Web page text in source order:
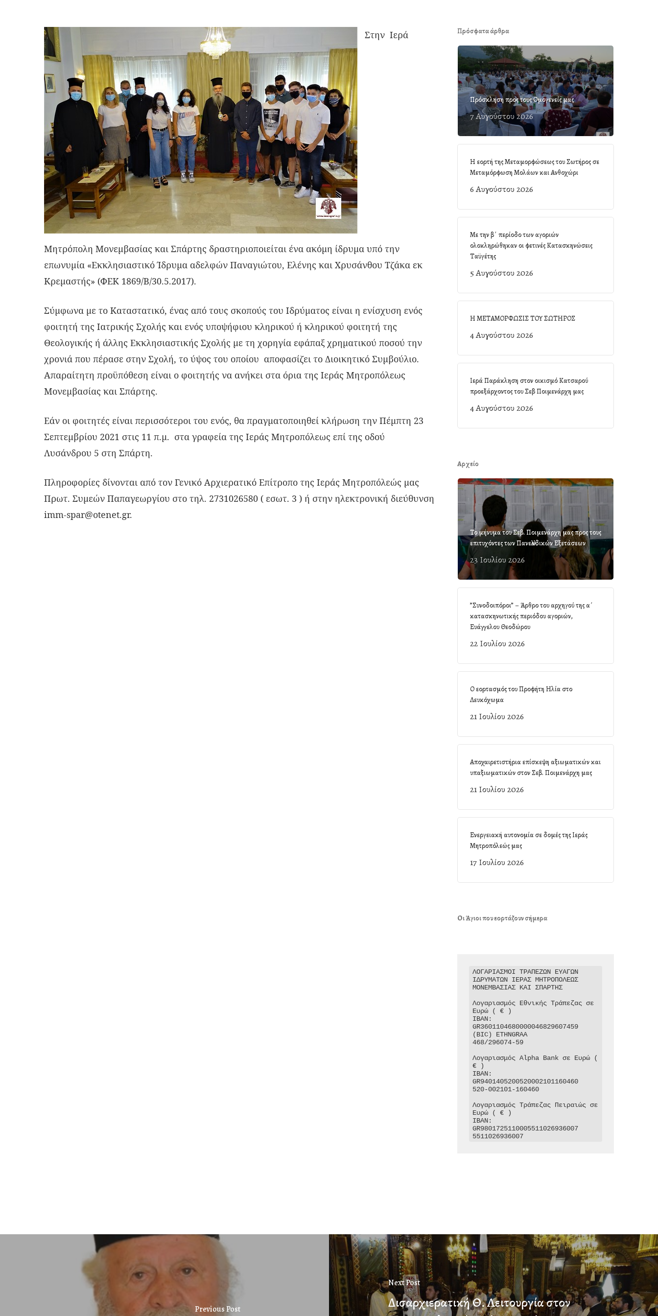
Hit enter to search or ESC to close
Στην Ιερά
Μητρόπολη Μονεμβασίας και Σπάρτης δραστηριοποιείται ένα ακόμη ίδρυμα υπό την
επωνυμία «Εκκλησιαστικό Ίδρυμα αδελφών Παναγιώτου, Ελένης και Χρυσάνθου Τζάκα εκ
Κρεμαστής» (ΦΕΚ 1869/Β/30.5.2017).
Σύμφωνα με το Καταστατικό, ένας από τους σκοπούς του Ιδρύματος είναι η ενίσχυση ενός
φοιτητή της Ιατρικής Σχολής και ενός υποψήφιου κληρικού ή κληρικού φοιτητή της
Θεολογικής ή άλλης Εκκλησιαστικής Σχολής με τη χορηγία εφάπαξ χρηματικού ποσού την
χρονιά που πέρασε στην Σχολή, το ύψος του οποίου αποφασίζει το Διοικητικό Συμβούλιο.
Απαραίτητη προϋπόθεση είναι ο φοιτητής να ανήκει στα όρια της Ιεράς Μητροπόλεως
Μονεμβασίας και Σπάρτης.
Εάν οι φοιτητές είναι περισσότεροι του ενός, θα πραγματοποιηθεί κλήρωση την Πέμπτη 23
Σεπτεμβρίου 2021 στις 11 π.μ. στα γραφεία της Ιεράς Μητροπόλεως επί της οδού
Λυσάνδρου 5 στη Σπάρτη.
Πληροφορίες δίνονται από τον Γενικό Αρχιερατικό Επίτροπο της Ιεράς Μητροπόλεώς μας
Πρωτ. Συμεών Παπαγεωργίου στο τηλ. 2731026580 ( εσωτ. 3 ) ή στην ηλεκτρονική διεύθυνση
imm-spar@otenet.gr.
Πρόσφατα άρθρα
Πρόσκληση προς τους Ομογενείς μας
7 Αυγούστου 2026
Η εορτή της Μεταμορφώσεως του Σωτήρος σε
Μεταμόρφωση Μολάων και Ανθοχώρι
6 Αυγούστου 2026
Με την β΄ περίοδο των αγοριών
ολοκληρώθηκαν οι φετινές Κατασκηνώσεις
Ταϋγέτης
5 Αυγούστου 2026
Η ΜΕΤΑΜΟΡΦΩΣΙΣ ΤΟΥ ΣΩΤΗΡΟΣ
4 Αυγούστου 2026
Ιερά Παράκληση στον οικισμό Κατσαρού
προεξάρχοντος του Σεβ Ποιμενάρχη μας
4 Αυγούστου 2026
Αρχείο
Το μήνυμα του Σεβ. Ποιμενάρχη μας προς τους
επιτυχόντες των Πανελλαδικών Εξετάσεων
23 Ιουλίου 2026
”Συνοδοιπόροι” – Άρθρο του αρχηγού της α΄
κατασκηνωτικής περιόδου αγοριών,
Ευάγγελου Θεοδώρου
22 Ιουλίου 2026
Ο εορτασμός του Προφήτη Ηλία στο
Λευκόχωμα
21 Ιουλίου 2026
Αποχαιρετιστήρια επίσκεψη αξιωματικών και
υπαξιωματικών στον Σεβ. Ποιμενάρχη μας
21 Ιουλίου 2026
Ενεργειακή αυτονομία σε δομές της Ιεράς
Μητροπόλεώς μας
17 Ιουλίου 2026
Οι Άγιοι που εορτάζουν σήμερα
ΛΟΓΑΡΙΑΣΜΟΙ ΤΡΑΠΕΖΩΝ ΕΥΑΓΩΝ
ΙΔΡΥΜΑΤΩΝ ΙΕΡΑΣ ΜΗΤΡΟΠΟΛΕΩΣ
ΜΟΝΕΜΒΑΣΙΑΣ ΚΑΙ ΣΠΑΡΤΗΣ
Λογαριασμός Εθνικής Τράπεζας σε
Ευρώ ( € )
IBAN:
GR3601104680000046829607459
(BIC) ETHNGRAA
468/296074-59
Λογαριασμός Alpha Bank σε Ευρώ (
€ )
IBAN:
GR9401405200520002101160460
520-002101-160460
Λογαριασμός Τράπεζας Πειραιώς σε
Ευρώ ( € )
IBAN:
GR9801725110005511026936007
5511026936007
Previous Post
Next Post
Δισαρχιερατική Θ. Λειτουργία στον